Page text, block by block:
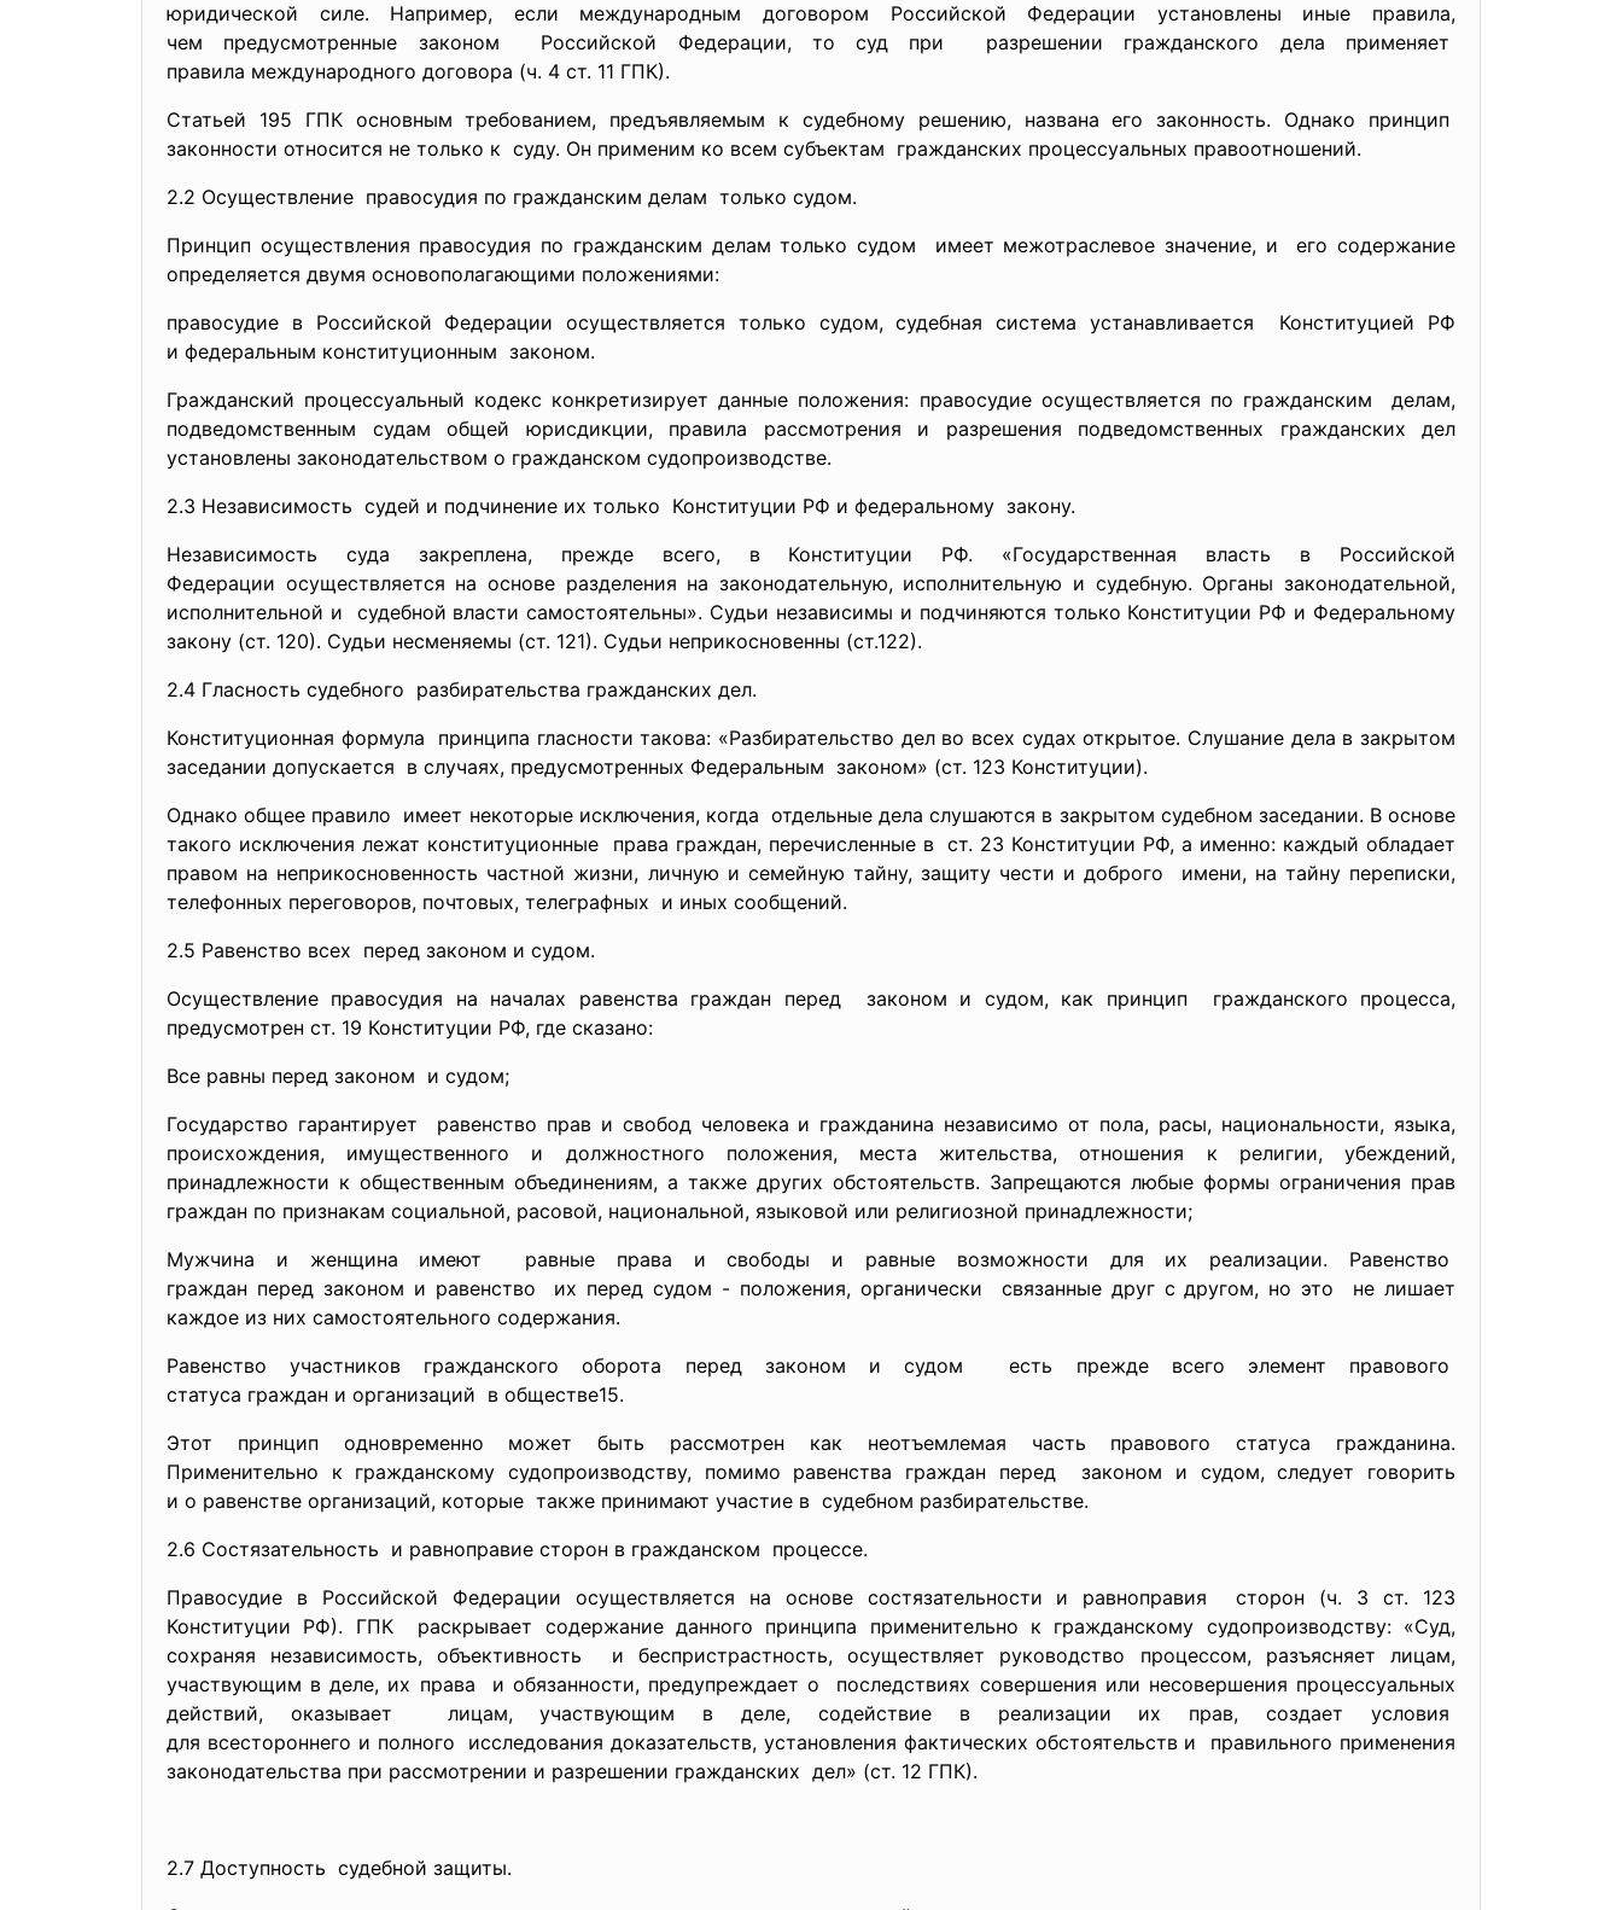
юридической силе. Например, если международным договором Российской Федерации установлены иные правила,
чем предусмотренные законом Российской Федерации, то суд при разрешении гражданского дела применяет
правила международного договора (ч. 4 ст. 11 ГПК).
Статьей 195 ГПК основным требованием, предъявляемым к судебному решению, названа его законность. Однако принцип
законности относится не только к суду. Он применим ко всем субъектам гражданских процессуальных правоотношений.
2.2 Осуществление правосудия по гражданским делам только судом.
Принцип осуществления правосудия по гражданским делам только судом имеет межотраслевое значение, и его содержание
определяется двумя основополагающими положениями:
правосудие в Российской Федерации осуществляется только судом, судебная система устанавливается Конституцией РФ
и федеральным конституционным законом.
Гражданский процессуальный кодекс конкретизирует данные положения: правосудие осуществляется по гражданским делам,
подведомственным судам общей юрисдикции, правила рассмотрения и разрешения подведомственных гражданских дел
установлены законодательством о гражданском судопроизводстве.
2.3 Независимость судей и подчинение их только Конституции РФ и федеральному закону.
Независимость суда закреплена, прежде всего, в Конституции РФ. «Государственная власть в Российской
Федерации осуществляется на основе разделения на законодательную, исполнительную и судебную. Органы законодательной,
исполнительной и судебной власти самостоятельны». Судьи независимы и подчиняются только Конституции РФ и Федеральному
закону (ст. 120). Судьи несменяемы (ст. 121). Судьи неприкосновенны (ст.122).
2.4 Гласность судебного разбирательства гражданских дел.
Конституционная формула принципа гласности такова: «Разбирательство дел во всех судах открытое. Слушание дела в закрытом
заседании допускается в случаях, предусмотренных Федеральным законом» (ст. 123 Конституции).
Однако общее правило имеет некоторые исключения, когда отдельные дела слушаются в закрытом судебном заседании. В основе
такого исключения лежат конституционные права граждан, перечисленные в ст. 23 Конституции РФ, а именно: каждый обладает
правом на неприкосновенность частной жизни, личную и семейную тайну, защиту чести и доброго имени, на тайну переписки,
телефонных переговоров, почтовых, телеграфных и иных сообщений.
2.5 Равенство всех перед законом и судом.
Осуществление правосудия на началах равенства граждан перед законом и судом, как принцип гражданского процесса,
предусмотрен ст. 19 Конституции РФ, где сказано:
Все равны перед законом и судом;
Государство гарантирует равенство прав и свобод человека и гражданина независимо от пола, расы, национальности, языка,
происхождения, имущественного и должностного положения, места жительства, отношения к религии, убеждений,
принадлежности к общественным объединениям, а также других обстоятельств. Запрещаются любые формы ограничения прав
граждан по признакам социальной, расовой, национальной, языковой или религиозной принадлежности;
Мужчина и женщина имеют равные права и свободы и равные возможности для их реализации. Равенство
граждан перед законом и равенство их перед судом - положения, органически связанные друг с другом, но это не лишает
каждое из них самостоятельного содержания.
Равенство участников гражданского оборота перед законом и судом есть прежде всего элемент правового
статуса граждан и организаций в обществе15.
Этот принцип одновременно может быть рассмотрен как неотъемлемая часть правового статуса гражданина.
Применительно к гражданскому судопроизводству, помимо равенства граждан перед законом и судом, следует говорить
и о равенстве организаций, которые также принимают участие в судебном разбирательстве.
2.6 Состязательность и равноправие сторон в гражданском процессе.
Правосудие в Российской Федерации осуществляется на основе состязательности и равноправия сторон (ч. 3 ст. 123
Конституции РФ). ГПК раскрывает содержание данного принципа применительно к гражданскому судопроизводству: «Суд,
сохраняя независимость, объективность и беспристрастность, осуществляет руководство процессом, разъясняет лицам,
участвующим в деле, их права и обязанности, предупреждает о последствиях совершения или несовершения процессуальных
действий, оказывает лицам, участвующим в деле, содействие в реализации их прав, создает условия
для всестороннего и полного исследования доказательств, установления фактических обстоятельств и правильного применения
законодательства при рассмотрении и разрешении гражданских дел» (ст. 12 ГПК).
2.7 Доступность судебной защиты.